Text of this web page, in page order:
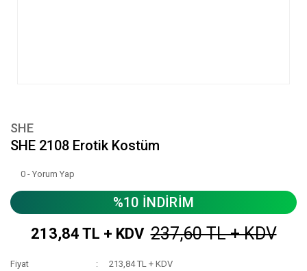
SHE
SHE 2108 Erotik Kostüm
0 - Yorum Yap
%10 İNDİRİM
213,84 TL + KDV 237,60 TL + KDV
Fiyat
213,84 TL + KDV